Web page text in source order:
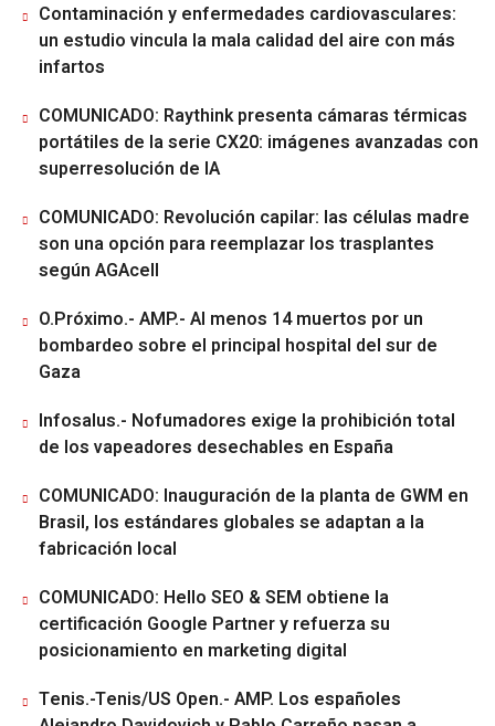
Contaminación y enfermedades cardiovasculares:
un estudio vincula la mala calidad del aire con más
infartos
COMUNICADO: Raythink presenta cámaras térmicas
portátiles de la serie CX20: imágenes avanzadas con
superresolución de IA
COMUNICADO: Revolución capilar: las células madre
son una opción para reemplazar los trasplantes
según AGAcell
O.Próximo.- AMP.- Al menos 14 muertos por un
bombardeo sobre el principal hospital del sur de
Gaza
Infosalus.- Nofumadores exige la prohibición total
de los vapeadores desechables en España
COMUNICADO: Inauguración de la planta de GWM en
Brasil, los estándares globales se adaptan a la
fabricación local
COMUNICADO: Hello SEO & SEM obtiene la
certificación Google Partner y refuerza su
posicionamiento en marketing digital
Tenis.-Tenis/US Open.- AMP. Los españoles